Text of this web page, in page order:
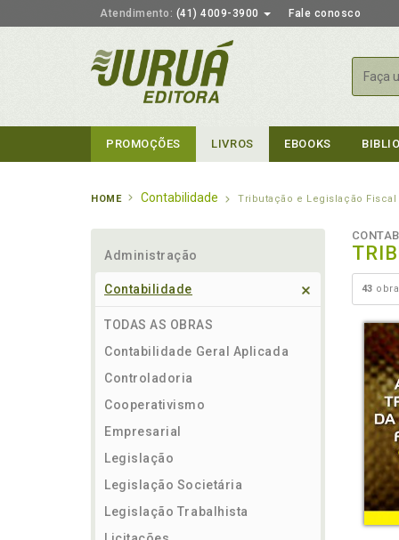
Atendimento: (41) 4009-3900 Fale conosco
PROMOÇÕES LIVROS EBOOKS
HOME Contabilidade Tributação e Legislação Fiscal
Administração
Contabilidade
TODAS AS OBRAS
Contabilidade Geral Aplicada
Controladoria
Cooperativismo
Empresarial
Legislação
Legislação Societária
Legislação Trabalhista
43